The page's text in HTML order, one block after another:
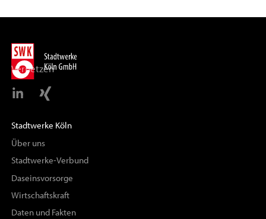
Vernetzen
Stadtwerke Köln
Über uns
Stadtwerke-Verbund
Daseinsvorsorge
Wirtschaftskraft
Daten und Fakten